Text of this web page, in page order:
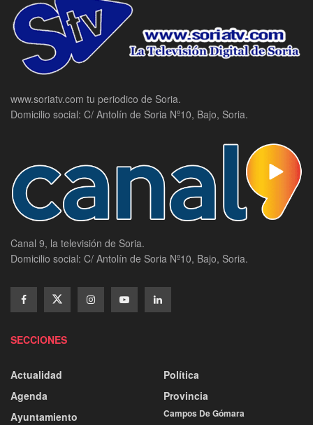
www.soriatv.com tu periodico de Soria.
Domicilio social: C/ Antolín de Soria Nº10, Bajo, Soria.
Canal 9, la televisión de Soria.
Domicilio social: C/ Antolín de Soria Nº10, Bajo, Soria.
SECCIONES
Actualidad
Agenda
Ayuntamiento
Política
Provincia
Campos De Gómara